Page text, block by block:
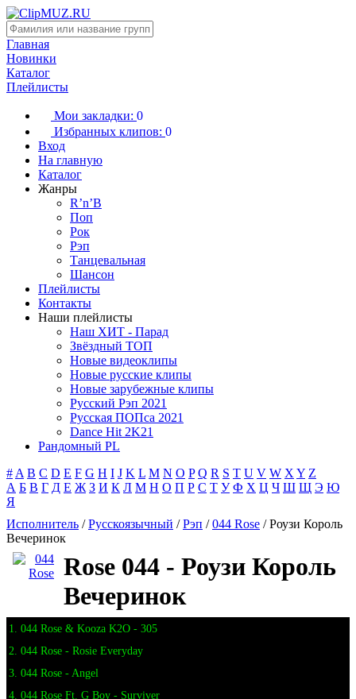
Главная
Новинки
Каталог
Плейлисты
Мои закладки: 0
Избранных клипов: 0
Вход
На главную
Каталог
Жанры
R’n’B
Поп
Рок
Рэп
Танцевальная
Шансон
Плейлисты
Контакты
Наши плейлисты
Наш ХИТ - Парад
Звёздный ТОП
Новые видеоклипы
Новые русские клипы
Новые зарубежные клипы
Русский Рэп 2021
Русская ПОПса 2021
Dance Hit 2K21
Рандомный PL
# A B C D E F G H I J K L M N O P Q R S T U V W X Y Z
А Б В Г Д Е Ж З И К Л М Н О П Р С Т У Ф Х Ц Ч Ш Щ Э Ю
Я
Исполнитель /Русскоязычный /Рэп /044 Rose / Роузи Король
Вечеринок
Rose 044 - Роузи Король
Вечеринок
1. 044 Rose & Kooza K2O - 305
2. 044 Rose - Rosie Everyday
3. 044 Rose - Angel
4. 044 Rose Ft. G Boy - Surviver